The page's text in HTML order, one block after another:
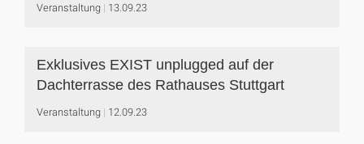
Veranstaltung 13.09.23
Exklusives EXIST unplugged auf der
Dachterrasse des Rathauses Stuttgart
Veranstaltung 12.09.23